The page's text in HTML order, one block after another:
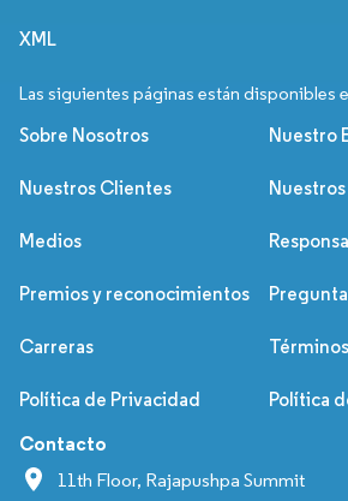
XML
Las siguientes páginas están disponibles
Sobre Nosotros Nuestro
Nuestros Clientes
Medios
Premios y reconocimientos
Carreras
Política de Privacidad Política
Contacto
11th Floor, Rajapushpa Summit